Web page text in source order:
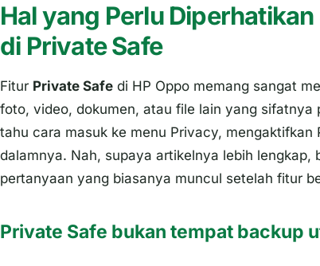
Hal yang Perlu
di Private Safe
Fitur Private Safe di HP Oppo memang sangat
foto, video, dokumen, atau file lain yang sifatnya
tahu cara masuk ke menu Privacy,
dalamnya. Nah, supaya artikelnya lebih lengkap,
pertanyaan yang biasanya muncul setelah fitur
Private Safe bukan tempat backup